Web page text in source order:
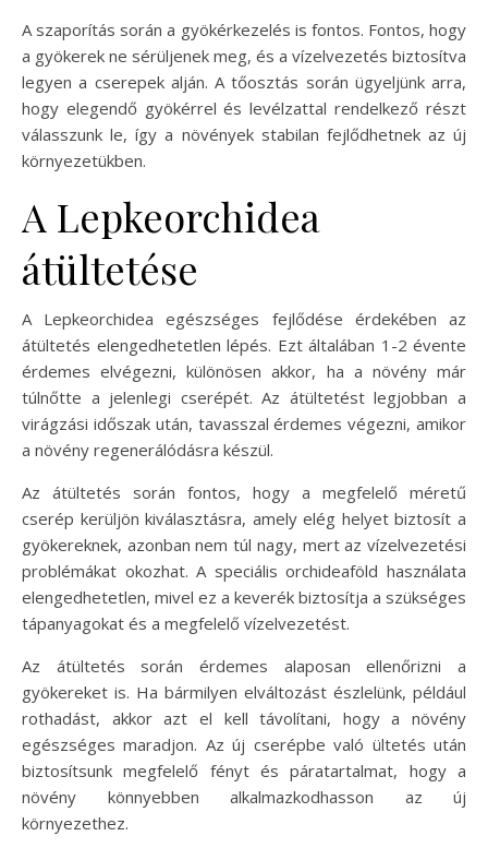
A szaporítás során a gyökérkezelés is fontos. Fontos, hogy
a gyökerek ne sérüljenek meg, és a vízelvezetés biztosítva
legyen a cserepek alján. A tőosztás során ügyeljünk arra,
hogy elegendő gyökérrel és levélzattal rendelkező részt
válasszunk le, így a növények stabilan fejlődhetnek az új
környezetükben.
A Lepkeorchidea
átültetése
A Lepkeorchidea egészséges fejlődése érdekében az
átültetés elengedhetetlen lépés. Ezt általában 1-2 évente
érdemes elvégezni, különösen akkor, ha a növény már
túlnőtte a jelenlegi cserépét. Az átültetést legjobban a
virágzási időszak után, tavasszal érdemes végezni, amikor
a növény regenerálódásra készül.
Az átültetés során fontos, hogy a megfelelő méretű
cserép kerüljön kiválasztásra, amely elég helyet biztosít a
gyökereknek, azonban nem túl nagy, mert az vízelvezetési
problémákat okozhat. A speciális orchideaföld használata
elengedhetetlen, mivel ez a keverék biztosítja a szükséges
tápanyagokat és a megfelelő vízelvezetést.
Az átültetés során érdemes alaposan ellenőrizni a
gyökereket is. Ha bármilyen elváltozást észlelünk, például
rothadást, akkor azt el kell távolítani, hogy a növény
egészséges maradjon. Az új cserépbe való ültetés után
biztosítsunk megfelelő fényt és páratartalmat, hogy a
növény könnyebben alkalmazkodhasson az új
környezethez.